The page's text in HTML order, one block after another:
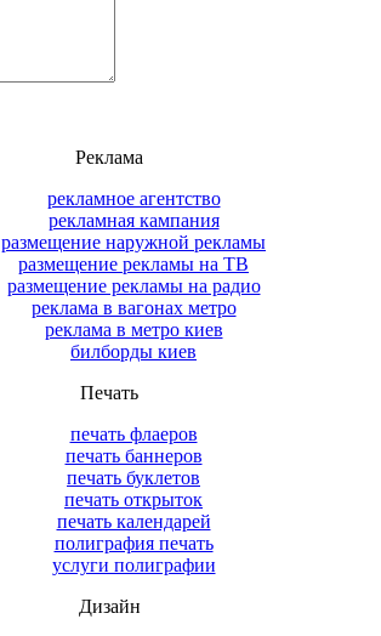
Реклама
рекламное агентство
рекламная кампания
размещение наружной рекламы
размещение рекламы на ТВ
размещение рекламы на радио
реклама в вагонах метро
реклама в метро киев
билборды киев
Печать
печать флаеров
печать баннеров
печать буклетов
печать открыток
печать календарей
полиграфия печать
услуги полиграфии
Дизайн